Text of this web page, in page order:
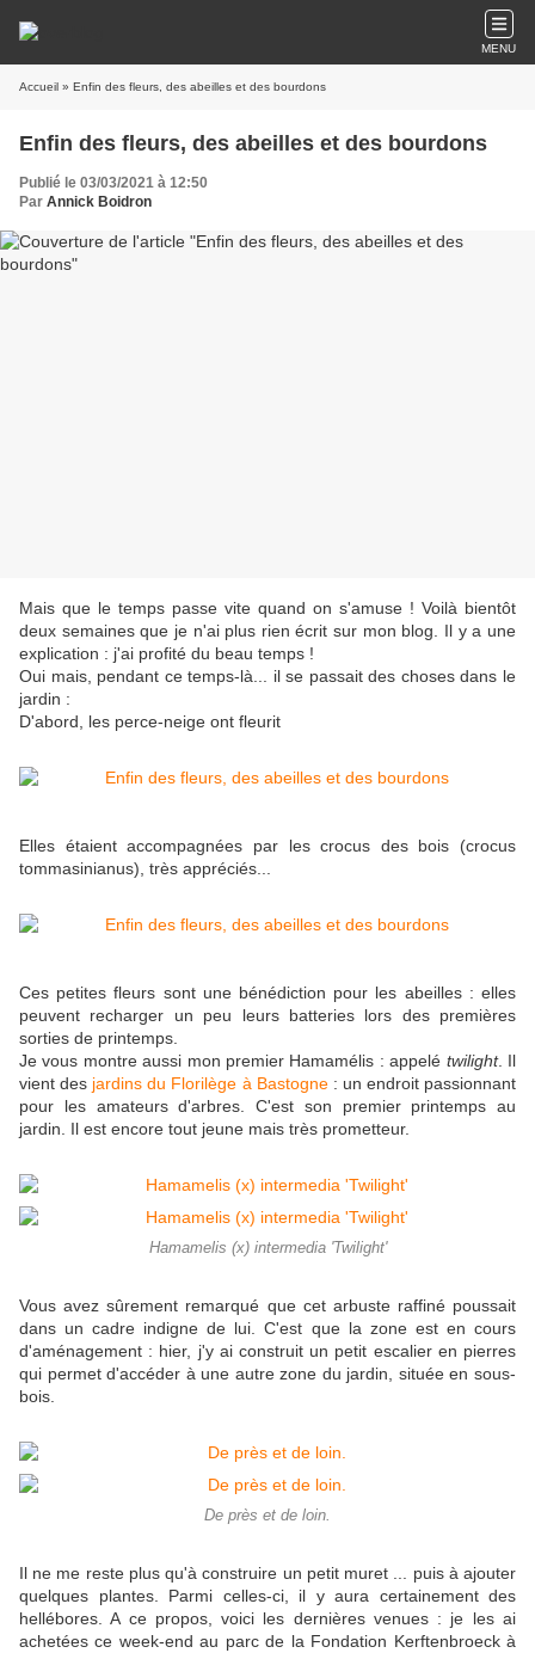
MENU
Accueil » Enfin des fleurs, des abeilles et des bourdons
Enfin des fleurs, des abeilles et des bourdons
Publié le 03/03/2021 à 12:50
Par Annick Boidron
Mais que le temps passe vite quand on s'amuse ! Voilà bientôt
deux semaines que je n'ai plus rien écrit sur mon blog. Il y a une
explication : j'ai profité du beau temps !
Oui mais, pendant ce temps-là... il se passait des choses dans le
jardin :
D'abord, les perce-neige ont fleurit
Elles étaient accompagnées par les crocus des bois (crocus
tommasinianus), très appréciés...
Ces petites fleurs sont une bénédiction pour les abeilles : elles
peuvent recharger un peu leurs batteries lors des premières
sorties de printemps.
Je vous montre aussi mon premier Hamamélis : appelé twilight. Il
vient des jardins du Florilège à Bastogne: un endroit passionnant
pour les amateurs d'arbres. C'est son premier printemps au
jardin. Il est encore tout jeune mais très prometteur.
Hamamelis (x) intermedia 'Twilight'
Vous avez sûrement remarqué que cet arbuste raffiné poussait
dans un cadre indigne de lui. C'est que la zone est en cours
d'aménagement : hier, j'y ai construit un petit escalier en pierres
qui permet d'accéder à une autre zone du jardin, située en sous-
bois.
De près et de loin.
Il ne me reste plus qu'à construire un petit muret ... puis à ajouter
quelques plantes. Parmi celles-ci, il y aura certainement des
hellébores. A ce propos, voici les dernières venues : je les ai
achetées ce week-end au parc de la Fondation Kerftenbroeck à